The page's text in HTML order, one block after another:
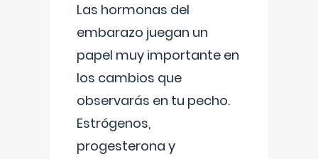
Las hormonas del
embarazo juegan un
papel muy importante en
los cambios que
observarás en tu pecho.
Estrógenos,
progesterona y